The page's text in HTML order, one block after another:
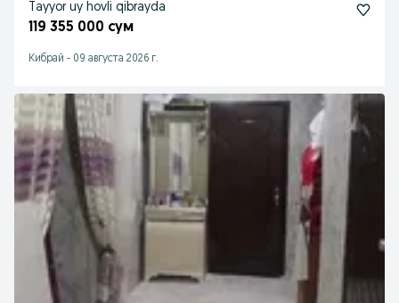
Tayyor uy hovli qibrayda
119 355 000 сум
Кибрай - 09 августа 2026 г.